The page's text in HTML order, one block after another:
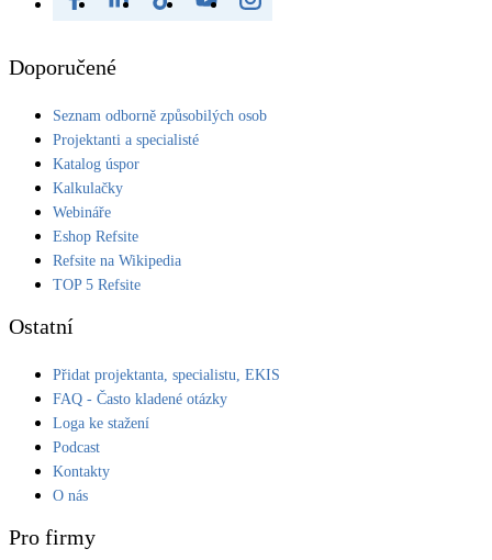
Doporučené
Seznam odborně způsobilých osob
Projektanti a specialisté
Katalog úspor
Kalkulačky
Webináře
Eshop Refsite
Refsite na Wikipedia
TOP 5 Refsite
Ostatní
Přidat projektanta, specialistu, EKIS
FAQ - Často kladené otázky
Loga ke stažení
Podcast
Kontakty
O nás
Pro firmy